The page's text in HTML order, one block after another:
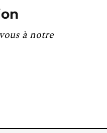
à notre